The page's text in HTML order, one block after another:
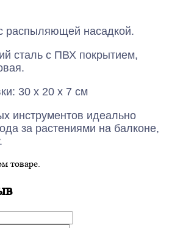
распыляющей насадкой.
сталь с ПВХ покрытием,
30 x 20 x 7 см
инструментов идеально
за растениями на балконе,
товаре.